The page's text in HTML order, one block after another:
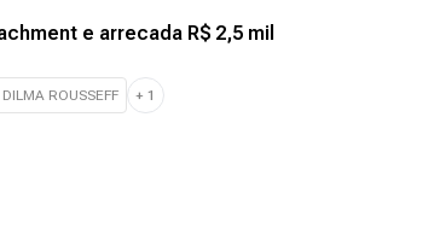
e arrecada R$ 2,5 mil
DILMA ROUSSEFF + 1